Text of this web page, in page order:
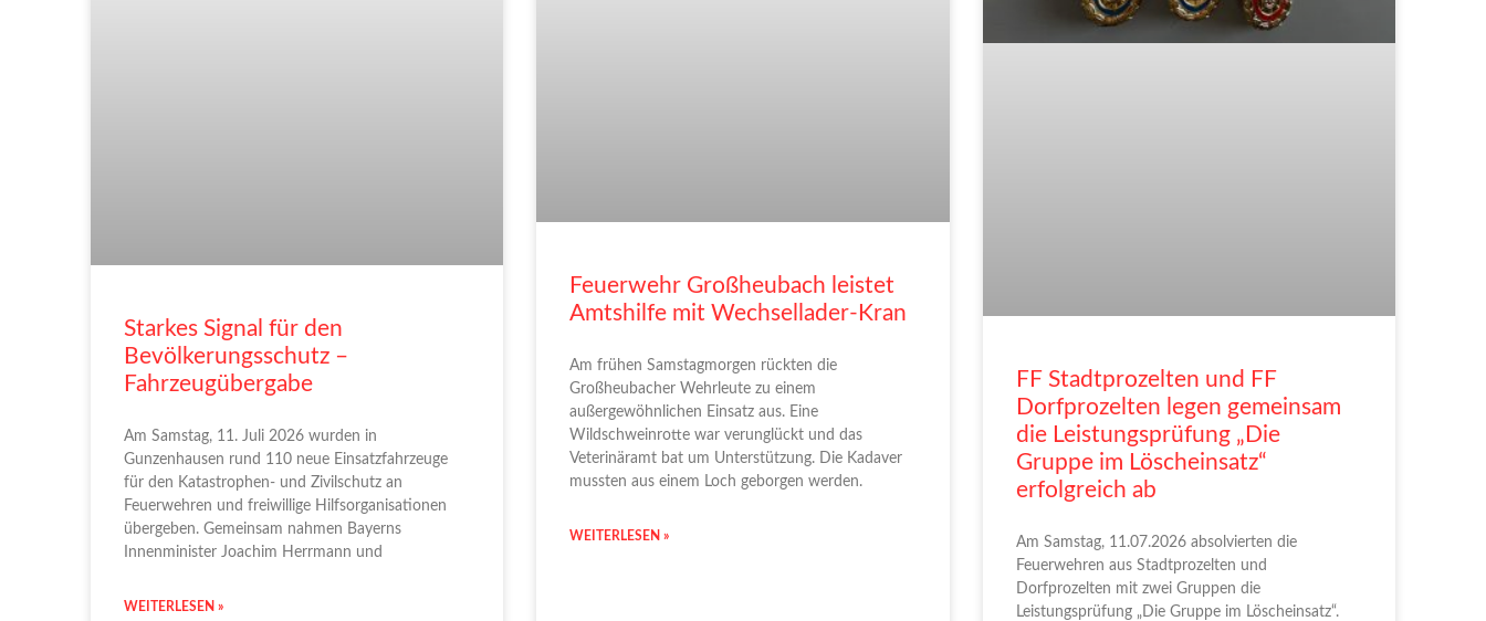
Starkes Signal für den
Bevölkerungsschutz –
Fahrzeugübergabe
Am Samstag, 11. Juli 2026 wurden in
Gunzenhausen rund 110 neue Einsatzfahrzeuge
für den Katastrophen- und Zivilschutz an
Feuerwehren und freiwillige Hilfsorganisationen
übergeben. Gemeinsam nahmen Bayerns
Innenminister Joachim Herrmann und
WEITERLESEN »
Feuerwehr Großheubach leistet
Amtshilfe mit Wechsellader-Kran
Am frühen Samstagmorgen rückten die
Großheubacher Wehrleute zu einem
außergewöhnlichen Einsatz aus. Eine
Wildschweinrotte war verunglückt und das
Veterinäramt bat um Unterstützung. Die Kadaver
mussten aus einem Loch geborgen werden.
WEITERLESEN »
FF Stadtprozelten und FF
Dorfprozelten legen gemeinsam
die Leistungsprüfung „Die
Gruppe im Löscheinsatz“
erfolgreich ab
Am Samstag, 11.07.2026 absolvierten die
Feuerwehren aus Stadtprozelten und
Dorfprozelten mit zwei Gruppen die
Leistungsprüfung „Die Gruppe im Löscheinsatz“.